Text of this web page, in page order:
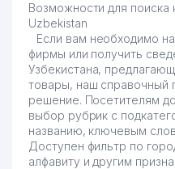
Возможности для поиска
Uzbekistan
Если вам необходимо
фирмы или получить
Узбекистана,
товары, наш справочный
решение. Посетителям
выбор рубрик с
названию, ключевым
Доступен фильтр по
алфавиту и другим